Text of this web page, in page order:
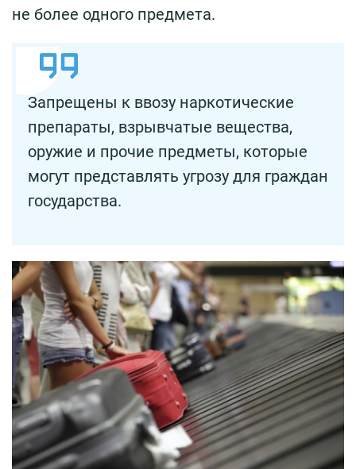
не более одного предмета.
Запрещены к ввозу наркотические
препараты, взрывчатые вещества,
оружие и прочие предметы, которые
могут представлять угрозу для граждан
государства.